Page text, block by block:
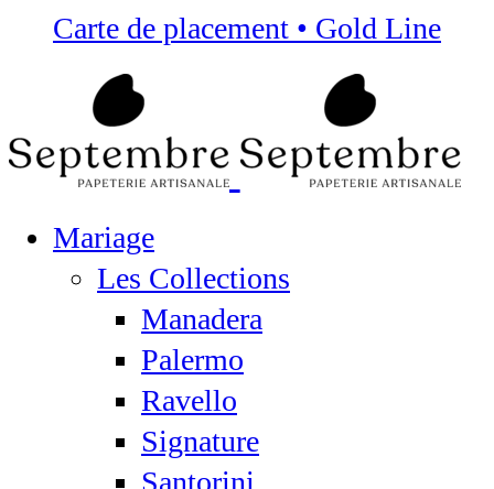
Carte de placement • Gold Line
Mariage
Les Collections
Manadera
Palermo
Ravello
Signature
Santorini